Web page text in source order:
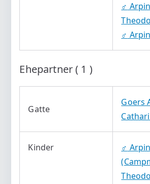
♂️
♂️
Ehepartner ( 1 )
Gatte
Goers
Kinder ♂️